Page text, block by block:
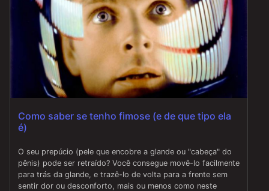
Como saber se tenho fimose (e de que tipo ela
é)
O seu prepúcio (pele que encobre a glande ou "cabeça" do
pênis) pode ser retraído? Você consegue movê-lo facilmente
para trás da glande, e trazê-lo de volta para a frente sem
sentir dor ou desconforto, mais ou menos como neste